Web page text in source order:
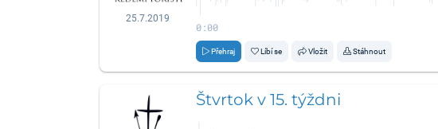
25.7.2019
0:00
Přehraj Líbí se Vložit Stáhnout
Štvrtok v 15. týždni